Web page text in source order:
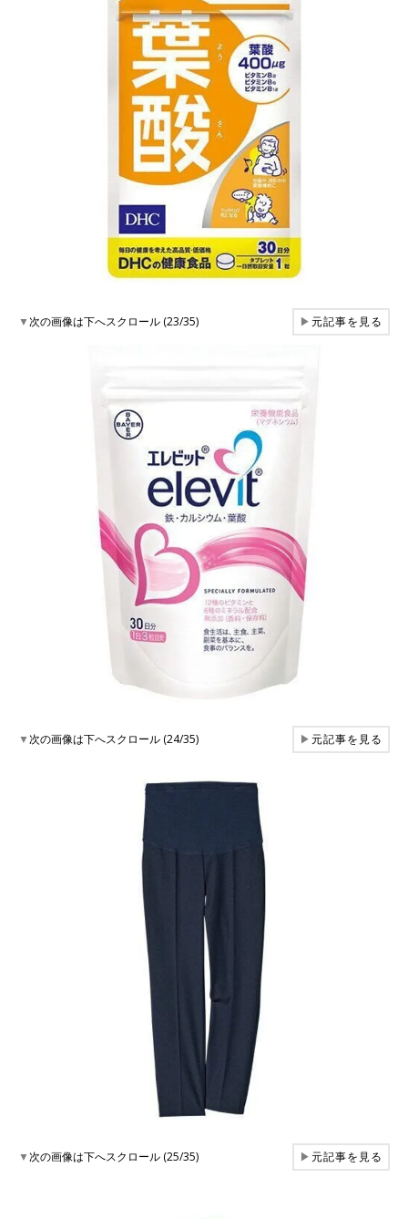
▼次の画像は下へスクロール (23/35) ▶元記事を見る
▼次の画像は下へスクロール (24/35) ▶元記事を見る
▼次の画像は下へスクロール (25/35) ▶元記事を見る